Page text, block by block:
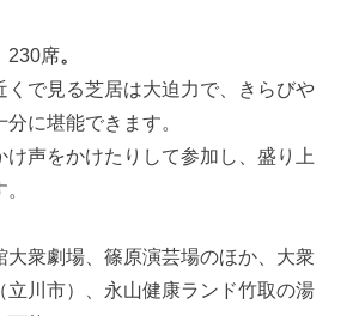
230席。
くで見る芝居は大迫力で、きらびや
に堪能できます。
け声をかけたりして参加し、盛り上
大衆劇場、篠原演芸場のほか、大衆
立川市）、永山健康ランド竹取の湯